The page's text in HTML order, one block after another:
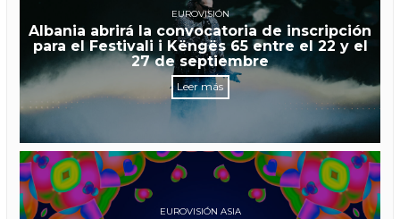
EUROVISIÓN
Albania abrirá la convocatoria de inscripción
para el Festivali i Këngës 65 entre el 22 y el
27 de septiembre
Leer más
EUROVISIÓN ASIA